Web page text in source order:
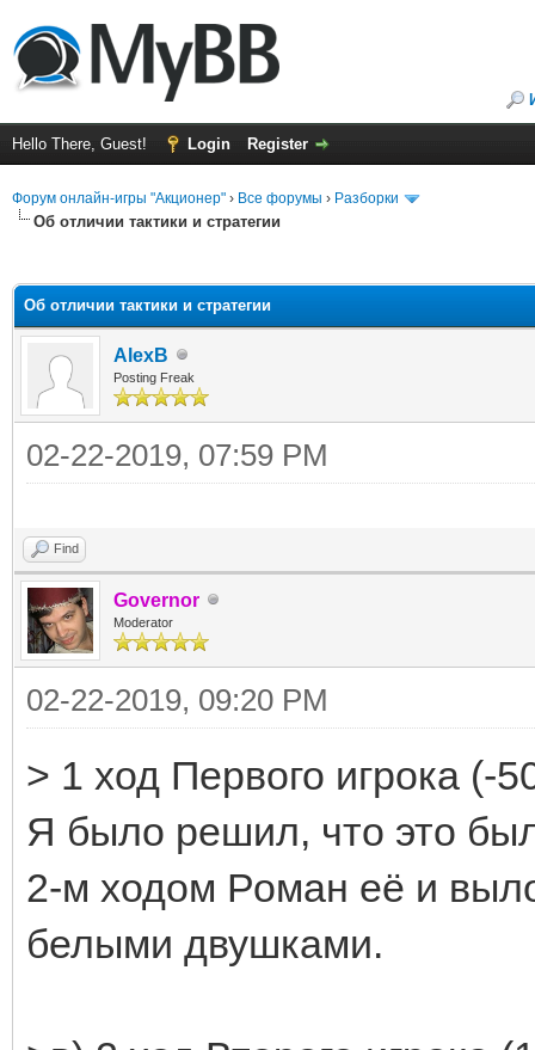
Hello There, Guest! Login Register
Форум онлайн-игры "Акционер" › Все форумы › Разборки
Об отличии тактики и стратегии
Об отличии тактики и стратегии
AlexB
Posting Freak
02-22-2019, 07:59 PM
Find
Governor
Moderator
02-22-2019, 09:20 PM
> 1 ход Первого игрока (-
Я было решил, что это
2-м ходом Роман её и
белыми двушками.